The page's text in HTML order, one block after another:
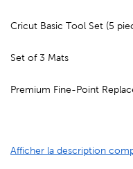
Cricut Basic Tool Set (5
Set of 3 Mats
Premium Fine-Point
Afficher la description